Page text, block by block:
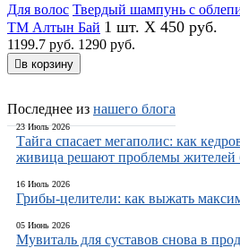
Для волос Твердый шампунь с
ТМ Алтын Бай 1 шт. X 450 руб.
1199.7 руб. 1290 руб.
в корзину
Последнее из нашего блога
23 Июль 2026
Тайга спасает мегаполис: как
живица решают проблемы жителей
16 Июль 2026
Грибы-целители: как выжать
05 Июнь 2026
Мувиталь для суставов снова в